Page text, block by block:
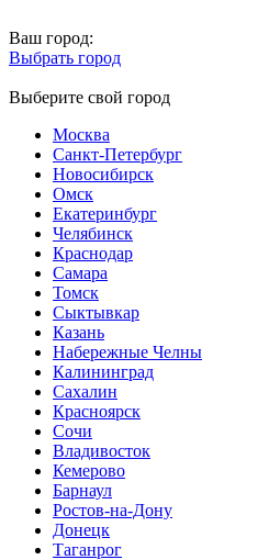
Ваш город:
Выбрать город
Выберите свой город
Москва
Санкт-Петербург
Новосибирск
Омск
Екатеринбург
Челябинск
Краснодар
Самара
Томск
Сыктывкар
Казань
Набережные Челны
Калининград
Сахалин
Красноярск
Сочи
Владивосток
Кемерово
Барнаул
Ростов-на-Дону
Донецк
Таганрог